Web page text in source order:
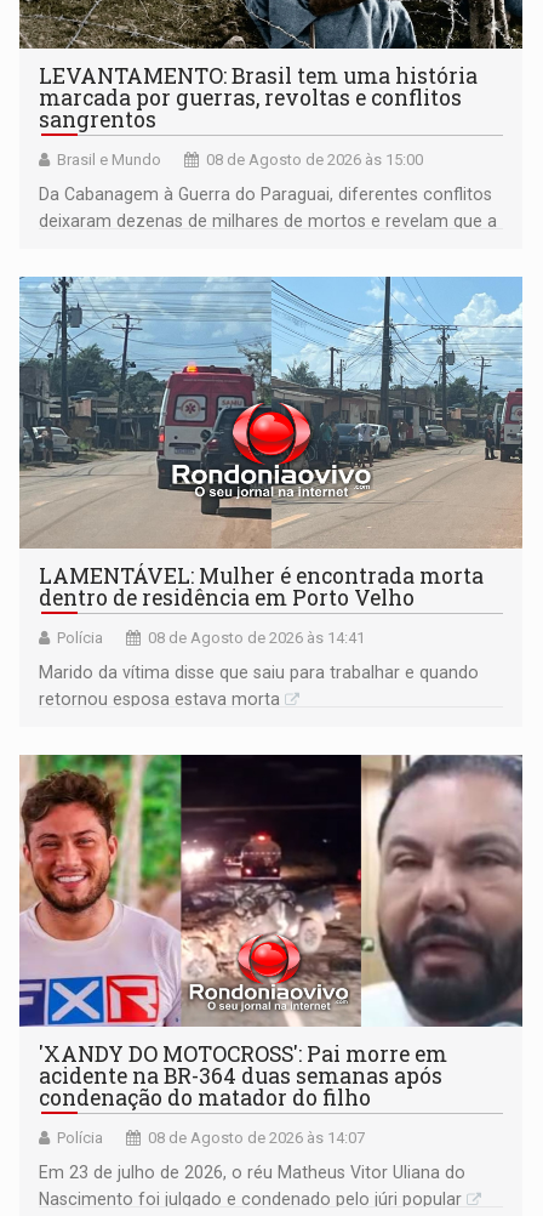
LEVANTAMENTO: Brasil tem uma história
marcada por guerras, revoltas e conflitos
sangrentos
Brasil e Mundo 08 de Agosto de 2026 às 15:00
Da Cabanagem à Guerra do Paraguai, diferentes conflitos
deixaram dezenas de milhares de mortos e revelam que a
territoriais e sociais
LAMENTÁVEL: Mulher é encontrada morta
dentro de residência em Porto Velho
Polícia 08 de Agosto de 2026 às 14:41
Marido da vítima disse que saiu para trabalhar e quando
retornou esposa estava morta
'XANDY DO MOTOCROSS': Pai morre em
acidente na BR-364 duas semanas após
condenação do matador do filho
Polícia 08 de Agosto de 2026 às 14:07
Em 23 de julho de 2026, o réu Matheus Vitor Uliana do
Nascimento foi julgado e condenado pelo júri popular